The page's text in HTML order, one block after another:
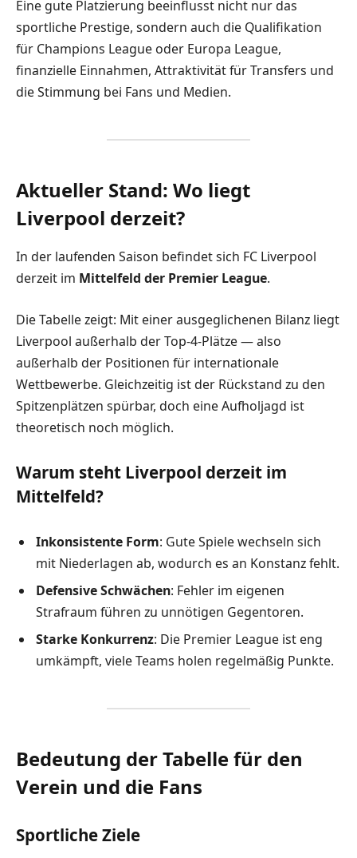
Eine gute Platzierung beeinflusst nicht nur das
sportliche Prestige, sondern auch die Qualifikation
für Champions League oder Europa League,
finanzielle Einnahmen, Attraktivität für Transfers und
die Stimmung bei Fans und Medien.
Aktueller Stand: Wo liegt
Liverpool derzeit?
In der laufenden Saison befindet sich FC Liverpool
derzeit im Mittelfeld der Premier League.
Die Tabelle zeigt: Mit einer ausgeglichenen Bilanz liegt
Liverpool außerhalb der Top-4-Plätze — also
außerhalb der Positionen für internationale
Wettbewerbe. Gleichzeitig ist der Rückstand zu den
Spitzenplätzen spürbar, doch eine Aufholjagd ist
theoretisch noch möglich.
Warum steht Liverpool derzeit im
Mittelfeld?
Inkonsistente Form: Gute Spiele wechseln sich
mit Niederlagen ab, wodurch es an Konstanz fehlt.
Defensive Schwächen: Fehler im eigenen
Strafraum führen zu unnötigen Gegentoren.
Starke Konkurrenz: Die Premier League ist eng
umkämpft, viele Teams holen regelmäßig Punkte.
Bedeutung der Tabelle für den
Verein und die Fans
Sportliche Ziele